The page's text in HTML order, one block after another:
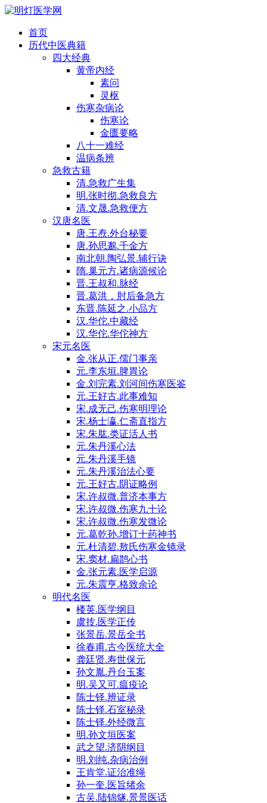
首页
历代中医典籍
四大经典
黄帝内经
素问
灵枢
伤寒杂病论
伤寒论
金匮要略
八十一难经
温病条辨
急救古籍
清.急救广生集
明.张时彻.急救良方
清.文晟.急救便方
汉唐名医
唐.王焘.外台秘要
唐.孙思邈.千金方
南北朝.陶弘景.辅行诀
隋.巢元方.诸病源候论
晋.王叔和.脉经
晋.葛洪，肘后备急方
东晋.陈延之.小品方
汉.华佗.中藏经
汉.华佗.华佗神方
宋元名医
金.张从正.儒门事亲
元.李东垣.脾胃论
金.刘完素.刘河间伤寒医鉴
元.王好古.此事难知
宋.成无己.伤寒明理论
宋.杨士瀛.仁斋直指方
宋.朱肱.类证活人书
元.朱丹溪心法
元.朱丹溪手镜
元.朱丹溪治法心要
元.王好古.阴证略例
宋.许叔微.普济本事方
宋.许叔微.伤寒九十论
宋.许叔微.伤寒发微论
元.葛乾孙.增订十药神书
元.杜清碧.敖氏伤寒金镜录
宋.窦材.扁鹊心书
金.张元素.医学启源
元.朱震亨.格致余论
明代名医
楼英.医学纲目
虞抟.医学正传
张景岳.景岳全书
徐春甫.古今医统大全
龚廷贤.寿世保元
孙文胤.丹台玉案
明.吴又可.瘟疫论
陈士铎.辨证录
陈士铎.石室秘录
陈士铎.外经微言
明.孙文垣医案
武之望.济阴纲目
明.刘纯.杂病治例
王肯堂.证治准绳
孙一奎.医旨绪余
古吴.陆锦燧.景景医话